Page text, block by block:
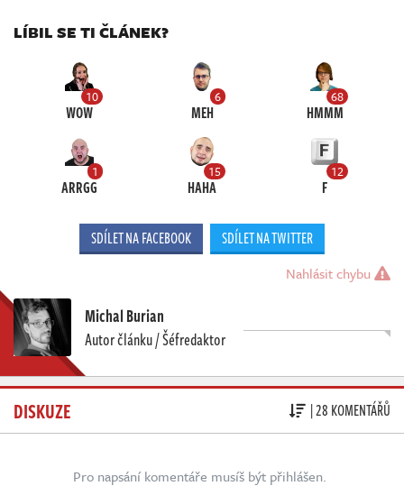
LÍBIL SE TI ČLÁNEK?
10
WOW
6
MEH
68
HMMM
1
ARRGG
15
HAHA
12
F
SDÍLET NA FACEBOOK SDÍLET NA TWITTER
Nahlásit chybu
Michal Burian
Autor článku / Šéfredaktor
DISKUZE | 28 KOMENTÁŘŮ
Pro napsání komentáře musíš být přihlášen.